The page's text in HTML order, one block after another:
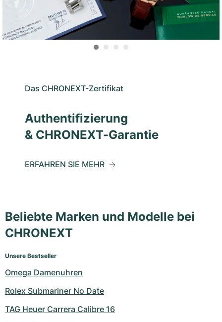
Das CHRONEXT-Zertifikat
Authentifizierung
& CHRONEXT-Garantie
ERFAHREN SIE MEHR
Beliebte Marken und Modelle bei
CHRONEXT
Unsere Bestseller
Omega Damenuhren
Rolex Submariner No Date
TAG Heuer Carrera Calibre 16